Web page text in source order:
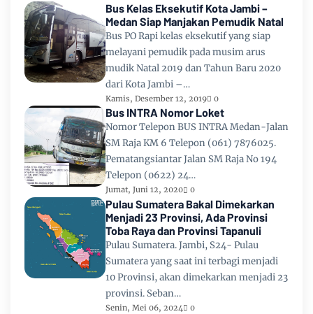
Bus Kelas Eksekutif Kota Jambi –
Medan Siap Manjakan Pemudik Natal
Bus PO Rapi kelas eksekutif yang siap
melayani pemudik pada musim arus
mudik Natal 2019 dan Tahun Baru 2020
dari Kota Jambi –…
Kamis, Desember 12, 2019 0
Bus INTRA Nomor Loket
Nomor Telepon BUS INTRA Medan-Jalan
SM Raja KM 6 Telepon (061) 7876025.
Pematangsiantar Jalan SM Raja No 194
Telepon (0622) 24…
Jumat, Juni 12, 2020 0
Pulau Sumatera Bakal Dimekarkan
Menjadi 23 Provinsi, Ada Provinsi
Toba Raya dan Provinsi Tapanuli
Pulau Sumatera. Jambi, S24- Pulau
Sumatera yang saat ini terbagi menjadi
10 Provinsi, akan dimekarkan menjadi 23
provinsi. Seban…
Senin, Mei 06, 2024 0